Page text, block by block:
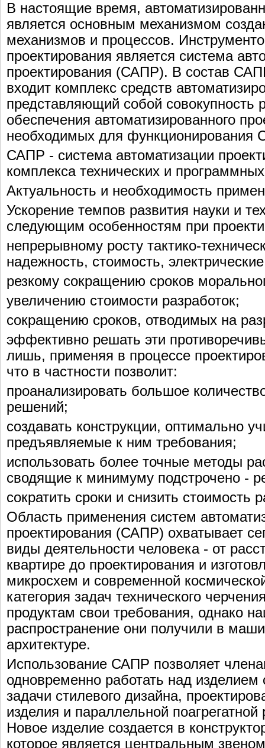
В настоящие время,
является основным механизмом
механизмов и процессов.
проектирования является система
проектирования (САПР). В состав
входит комплекс средств
представляющий собой совокупность
обеспечения автоматизированного
необходимых для функционирования
САПР - система автоматизации
комплекса технических и
Актуальность и необходимость
Ускорение темпов развития науки и
следующим особенностям при
непрерывному росту тактико-
надежность, стоимость,
резкому сокращению сроков
увеличению стоимости разработок;
сокращению сроков, отводимых на
эффективно решать эти
лишь, применяя в процессе
что в частности позволит:
проанализировать большое
решений;
создавать конструкции, оптимально
предъявляемые к ним требования;
использовать более точные методы
сводящие к минимуму подстрочено -
сократить сроки и снизить стоимость
Область применения систем
проектирования (САПР) охватывает
виды деятельности человека - от
квартире до проектирования и
микросхем и современной
категория задач технического
продуктам свои требования, однако
распространение они получили в
архитектуре.
Использование САПР позволяет
одновременно работать над
задачи стилевого дизайна,
изделия и параллельной поагрегатной
Новое изделие создается в
которое является центральным